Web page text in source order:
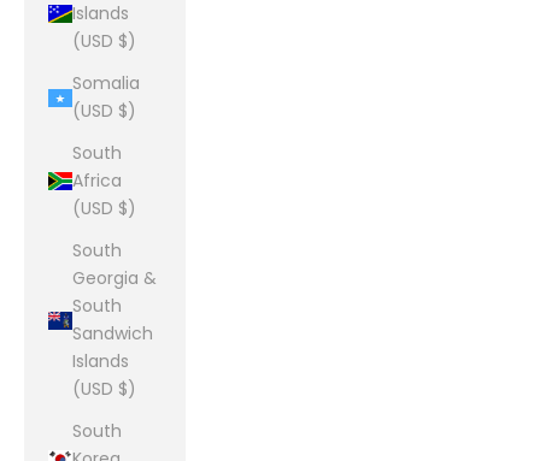
Islands
(USD $)
Somalia
(USD $)
South
Africa
(USD $)
South
Georgia &
South
Sandwich
Islands
(USD $)
South